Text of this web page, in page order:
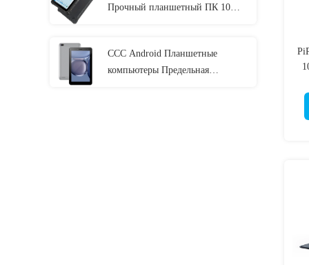
Прочный планшетный ПК 10
CCC Android Планшетные
компьютеры Предельная